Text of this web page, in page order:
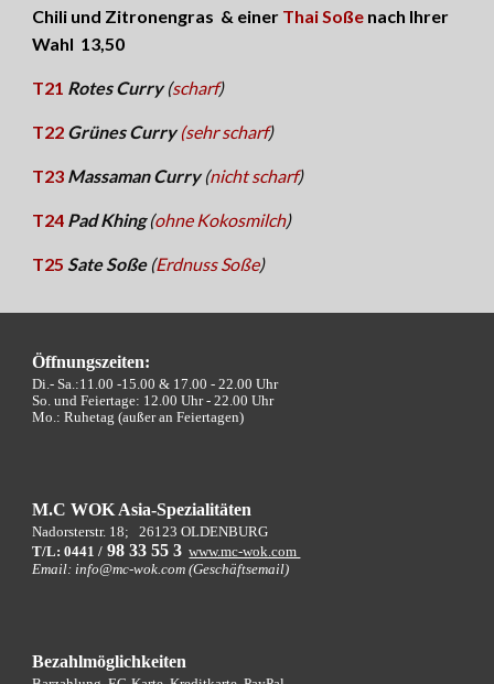
Chili und Zitronengras & einer Thai Soße nach Ihrer
Wahl 13,50
T21 Rotes Curry(scharf)
T22 Grünes Curry (sehr scharf)
T23 Massaman Curry (nicht scharf)
T24 Pad Khing(ohne Kokosmilch)
T25 Sate Soße (Erdnuss Soße)
Öffnungszeiten:
Di.- Sa.:11.00 -15.00 & 17.00 - 22.00 Uhr
So. und Feiertage: 12.00 Uhr - 22.00 Uhr
Mo.: Ruhetag (außer an Feiertagen)
M.C WOK Asia-Spezialitäten
Nadorsterstr. 18;
26123 OLDENBURG
T/L: 0441 / 98 33 55 3 www.mc-wok.com
Email: info@mc-wok.com (Geschäftsemail)
Bezahlmöglichkeiten